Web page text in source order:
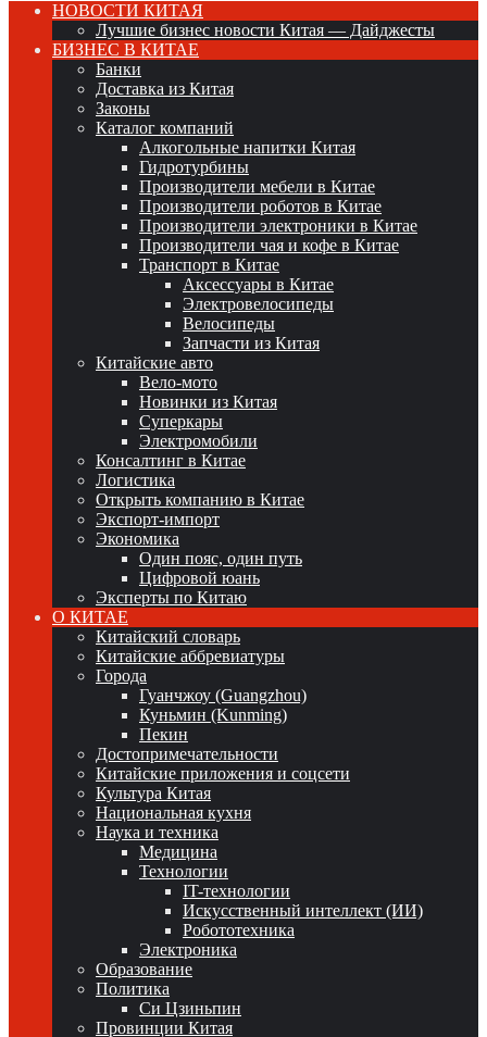
НОВОСТИ КИТАЯ
Лучшие бизнес новости Китая — Дайджесты
БИЗНЕС В КИТАЕ
Банки
Доставка из Китая
Законы
Каталог компаний
Алкогольные напитки Китая
Гидротурбины
Производители мебели в Китае
Производители роботов в Китае
Производители электроники в Китае
Производители чая и кофе в Китае
Транспорт в Китае
Аксессуары в Китае
Электровелосипеды
Велосипеды
Запчасти из Китая
Китайские авто
Вело-мото
Новинки из Китая
Суперкары
Электромобили
Консалтинг в Китае
Логистика
Открыть компанию в Китае
Экспорт-импорт
Экономика
Один пояс, один путь
Цифровой юань
Эксперты по Китаю
О КИТАЕ
Китайский словарь
Китайские аббревиатуры
Города
Гуанчжоу (Guangzhou)
Куньмин (Kunming)
Пекин
Достопримечательности
Китайские приложения и соцсети
Культура Китая
Национальная кухня
Наука и техника
Медицина
Технологии
IT-технологии
Искусственный интеллект (ИИ)
Робототехника
Электроника
Образование
Политика
Си Цзиньпин
Провинции Китая